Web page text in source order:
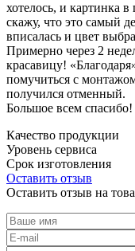
хотелось, и картинка
скажу, что это самый
вписалась и цвет
Примерно через 2
красавицу!
помучиться с
получился отменный.
Большое всем
Качество продукции
Уровень сервиса
Срок изготовления
Оставить отзыв
Оставить отзыв на